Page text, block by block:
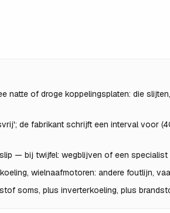
natte of droge koppelingsplaten: die
de fabrikant schrijft een interval
— bij twijfel: wegblijven of een specialist
wielnaafmotoren: andere foutlijn,
soms, plus inverterkoeling, plus